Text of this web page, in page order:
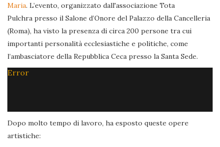
Maria. L’evento, organizzato dall'associazione Tota
Pulchra presso il Salone d’Onore del Palazzo della Cancelleria
(Roma), ha visto la presenza di circa 200 persone tra cui
importanti personalità ecclesiastiche e politiche, come
l’ambasciatore della Repubblica Ceca presso la Santa Sede.
Error
Dopo molto tempo di lavoro, ha esposto queste opere
artistiche: